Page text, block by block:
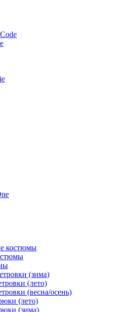
костюмы
(зима)
(лето)
(весна/осень)
(лето)
(зима)